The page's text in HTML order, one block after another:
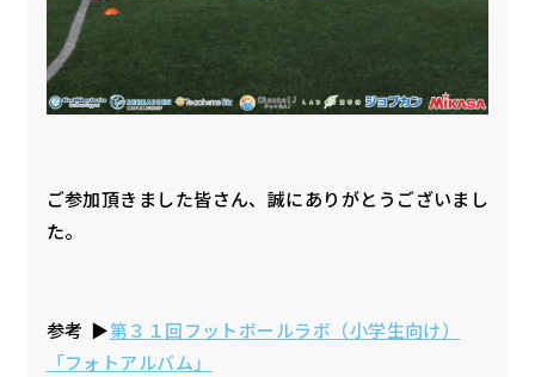
ご参加頂きました皆さん、誠にありがとうございまし
た。
参考 ▶︎第３１回フットボールラボ（小学生向け）
「フォトアルバム」